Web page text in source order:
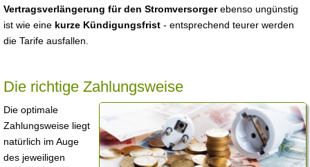
Vertragsverlängerung für den Stromversorgerebenso ungünstig
ist wie eine kurze Kündigungsfrist - entsprechend teurer werden
die Tarife ausfallen.
Die richtige Zahlungsweise
Die optimale
Zahlungsweise liegt
natürlich im Auge
des jeweiligen